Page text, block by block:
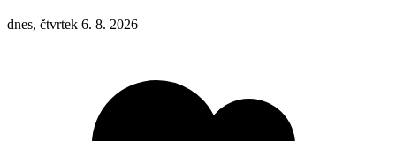
dnes, čtvrtek 6. 8. 2026